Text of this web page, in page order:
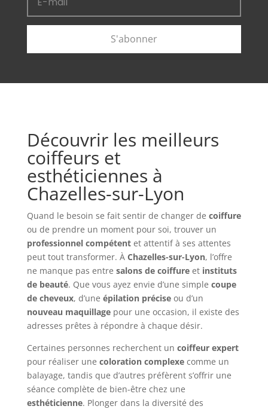
S'abonner
Découvrir les meilleurs
coiffeurs et
esthéticiennes à
Chazelles-sur-Lyon
Quand le besoin se fait sentir de changer de coiffure
ou de prendre un moment pour soi, trouver un
professionnel compétentet attentif à ses attentes
peut tout transformer. À Chazelles-sur-Lyon, l’offre
ne manque pas entre salons de coiffureet instituts
de beauté. Que vous ayez envie d’une simple coupe
de cheveux, d’une épilation préciseou d’un
nouveau maquillagepour une occasion, il existe des
adresses prêtes à répondre à chaque désir.
Certaines personnes recherchent un coiffeur expert
pour réaliser une coloration complexecomme un
balayage, tandis que d’autres préfèrent s’offrir une
séance complète de bien-être chez une
esthéticienne. Plonger dans la diversité des